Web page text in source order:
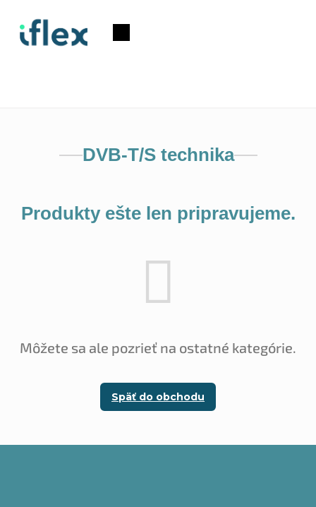
obsah
Nákupný
DVB-T/S technika
Produkty ešte len pripravujeme.
Môžete sa ale pozrieť na ostatné kategórie.
Späť do obchodu